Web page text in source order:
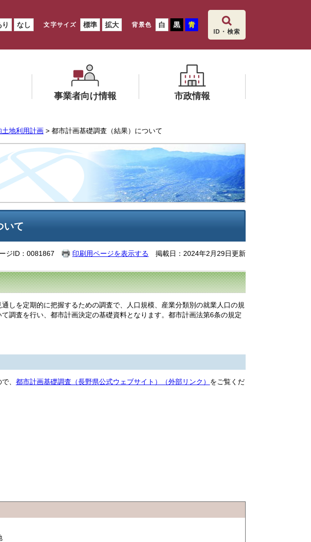
り なし 文字サイズ 標準 拡大 背景色 白 黒 青
ID・検索
事業者向け情報
メ
ニ
ュ
ー
を
ひ
ら
く
市政情報
メ
ニ
ュ
ー
を
ひ
ら
く
地利用計画 > 都市計画基礎調査（結果）について
いて
ジID：0081867 印刷用ページを表示する 掲載日：2024年2月29日更新
しを定期的に把握するための調査で、人口規模、産業分類別の就業人口の規
調査を行い、都市計画決定の基礎資料となります。都市計画法第6条の規定
、 都市計画基礎調査（長野県公式ウェブサイト） （外部リンク） をご覧くだ